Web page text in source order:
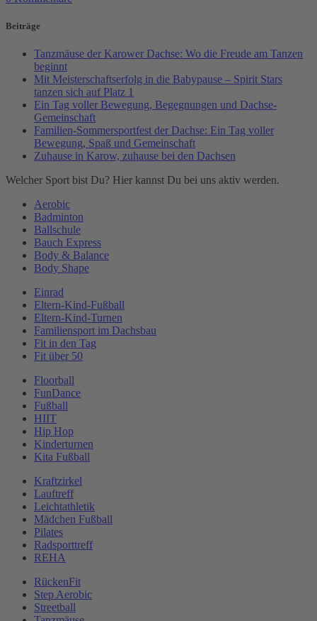
Beiträge
Tanzmäuse der Karower Dachse: Wo die Freude am Tanzen
beginnt
Mit Meisterschaftserfolg in die Babypause – Spirit Stars
tanzen sich auf Platz 1
Ein Tag voller Bewegung, Begegnungen und Dachse-
Gemeinschaft
Familien-Sommersportfest der Dachse: Ein Tag voller
Bewegung, Spaß und Gemeinschaft
Zuhause in Karow, zuhause bei den Dachsen
Welcher Sport bist Du? Hier kannst Du bei uns aktiv werden.
Aerobic
Badminton
Ballschule
Bauch Express
Body & Balance
Body Shape
Einrad
Eltern-Kind-Fußball
Eltern-Kind-Turnen
Familiensport im Dachsbau
Fit in den Tag
Fit über 50
Floorball
FunDance
Fußball
HIIT
Hip Hop
Kinderturnen
Kita Fußball
Kraftzirkel
Lauftreff
Leichtathletik
Mädchen Fußball
Pilates
Radsporttreff
REHA
RückenFit
Step Aerobic
Streetball